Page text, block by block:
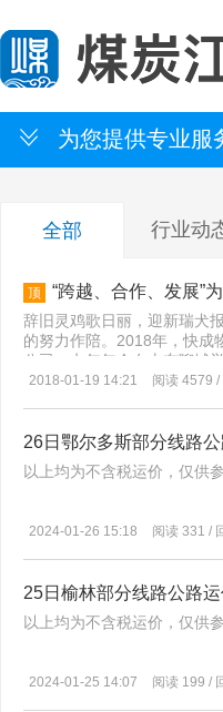
为您提供专业服
全部 行业动
顶 “跨越、合作、发展”
辞旧灵鸡歌日丽，迎新瑞犬
的努力作陪。2018年，快成
公司一七年年会在山东聊城
现继往开来、跨越发展、互
的揭牌仪式，并进行各分公
区块链、行业研发、未来趋
式，建立了涵盖全国的分支
挚的祝福，预祝快成物流首
2018-01-19 14:21 阅读 4579 /
26日鄂尔多斯部分线路
以上均为不含税运价，仅供
2024-01-26 15:18 阅读 331 /
25日榆林部分线路公路运
以上均为不含税运价，仅供
2024-01-25 14:07 阅读 199 /